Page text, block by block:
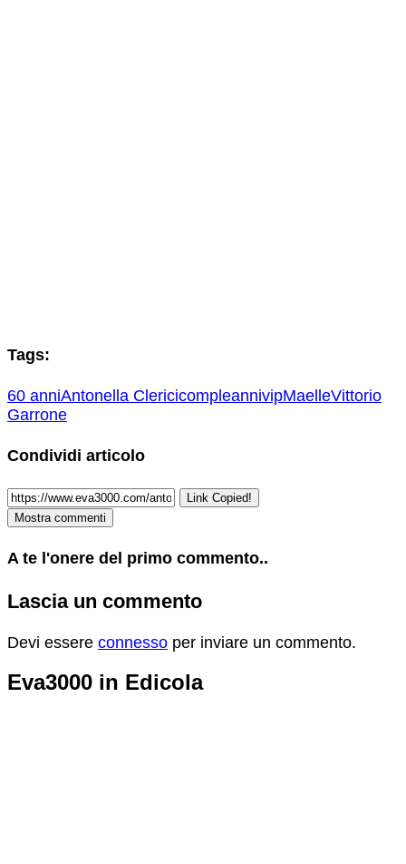
Tags:
60 anniAntonella ClericicompleannivipMaelleVittorio
Garrone
Condividi articolo
Link Copied!
Mostra commenti
A te l'onere del primo commento..
Lascia un commento
Devi essere connesso per inviare un commento.
Eva3000 in Edicola